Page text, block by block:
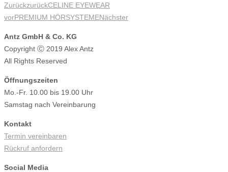
ZurückzurückCELINE EYEWEAR
vorPREMIUM HÖRSYSTEMENächster
Antz GmbH & Co. KG
Copyright Ⓒ 2019 Alex Antz
All Rights Reserved
Öffnungszeiten
Mo.-Fr. 10.00 bis 19.00 Uhr
Samstag nach Vereinbarung
Kontakt
Termin vereinbaren
Rückruf anfordern
Social Media